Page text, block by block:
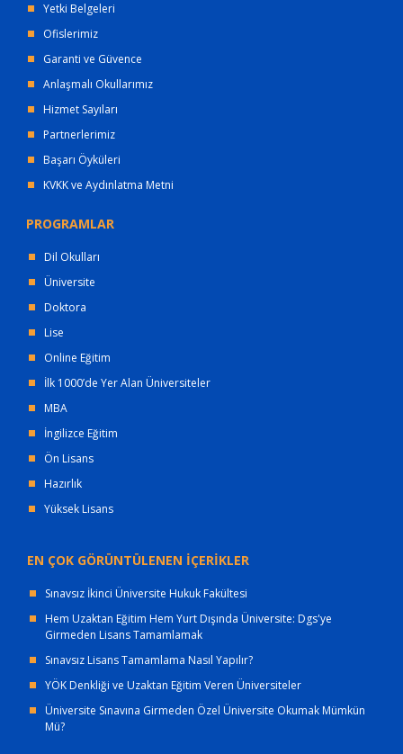
Yetki Belgeleri
Ofislerimiz
Garanti ve Güvence
Anlaşmalı Okullarımız
Hizmet Sayıları
Partnerlerimiz
Başarı Öyküleri
KVKK ve Aydınlatma Metni
PROGRAMLAR
Dil Okulları
Üniversite
Doktora
Lise
Online Eğitim
İlk 1000’de Yer Alan Üniversiteler
MBA
İngilizce Eğitim
Ön Lisans
Hazırlık
Yüksek Lisans
EN ÇOK GÖRÜNTÜLENEN İÇERİKLER
Sınavsız İkinci Üniversite Hukuk Fakültesi
Hem Uzaktan Eğitim Hem Yurt Dışında Üniversite: Dgs'ye
Girmeden Lisans Tamamlamak
Sınavsız Lisans Tamamlama Nasıl Yapılır?
YÖK Denkliği ve Uzaktan Eğitim Veren Üniversiteler
Üniversite Sınavına Girmeden Özel Üniversite Okumak Mümkün
Mü?